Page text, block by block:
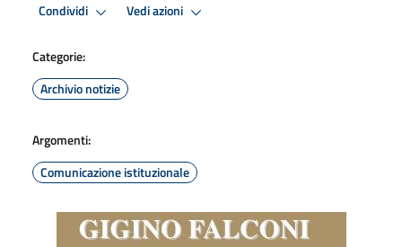
Condividi Vedi azioni
Categorie:
Archivio notizie
Argomenti:
Comunicazione istituzionale